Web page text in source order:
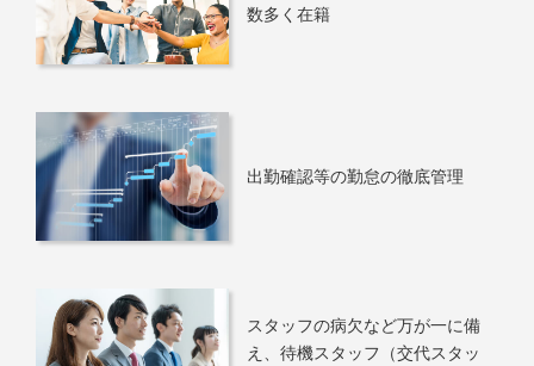
数多く在籍
出勤確認等の勤怠の徹底管理
スタッフの病欠など万が一に備
え、待機スタッフ（交代スタッ